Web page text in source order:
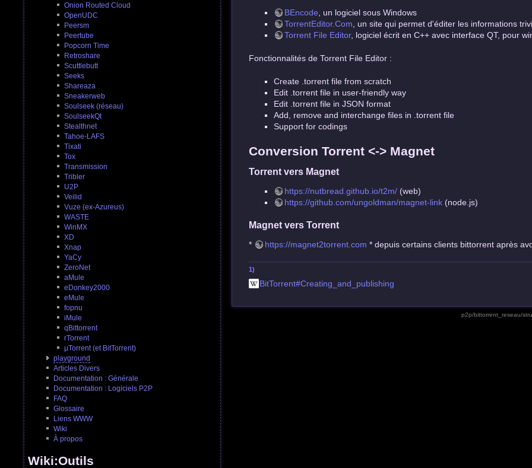
Onion Routed Cloud
OpenUDC
Peersm
Peertube
Popcorn Time
Retroshare
Scuttlebutt
Seeks
Shareaza
Sneakerweb
Soulseek (réseau)
SoulseekQt
Stealthnet
Tahoe-LAFS
Tixati
Tox
Transmission
Tribler
U2P
Veilid
Vuze (ex-Azureus)
WASTE
WinMX
XD
Xnap
YaCy
ZeroNet
aMule
eDonkey2000
eMule
fopnu
iMule
qBittorrent
rTorrent
µTorrent (et BitTorrent)
playground
Articles Divers
Documentation : Générale
Documentation : Logiciels P2P
FAQ
Glossaire
Liens WWW
Wiki
À propos
Wiki:Outils
BEncode, un logiciel sous Windows
TorrentEditor.Com, un site qui permet d'éditer les informations
Torrent File Editor, logiciel écrit en C++ avec interface QT, pour
Fonctionnalités de Torrent File Editor :
Create .torrent file from scratch
Edit .torrent file in user-friendly way
Edit .torrent file in JSON format
Add, remove and interchange files in .torrent file
Support for codings
Conversion Torrent <-> Magnet
Torrent vers Magnet
https://nutbread.github.io/t2m/ (web)
https://github.com/ungoldman/magnet-link (node.js)
Magnet vers Torrent
* https://magnet2torrent.com * depuis certains clients bittorrent après
1)
BitTorrent#Creating_and_publishing
p2p/bittorrent_reseau/